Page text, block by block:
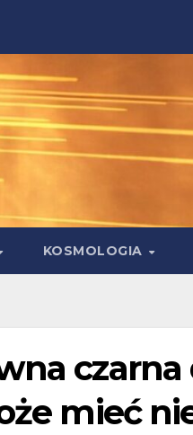
KOSMOLOGIA
czarna
mieć